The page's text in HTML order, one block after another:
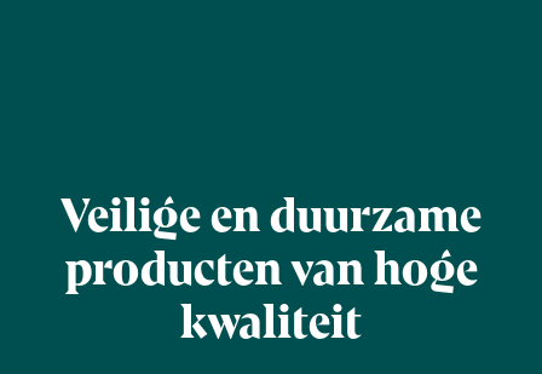
Veilige en duurzame
producten van hoge
kwaliteit